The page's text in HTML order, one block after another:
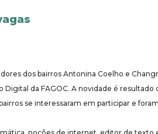
dos bairros Antonina Coelho e
da FAGOC. A novidade é
se interessaram em participar e